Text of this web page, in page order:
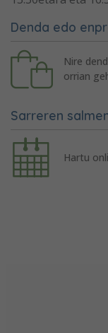
Denda edo
Nire
orrian
Sarreren
Hartu